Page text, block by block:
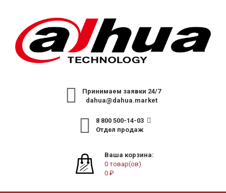
Принимаем заявки 24/7
dahua@dahua.market
8 800 500-14-03
Отдел продаж
Ваша корзина:
0 товар(ов)
0 ₽